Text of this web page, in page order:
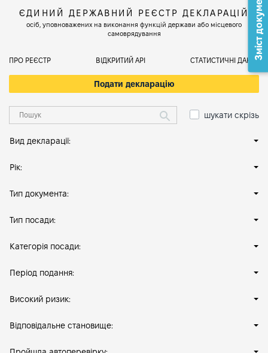
ЄДИНИЙ ДЕРЖАВНИЙ РЕЄСТР ДЕКЛАРАЦІЙ
осіб, уповноважених на виконання функцій держави або місцевого
самоврядування
ПРО РЕЄСТР ВІДКРИТИЙ АРІ СТАТИСТИЧНІ ДАНІ
Подати декларацію
шукати скрізь
Вид декларації:
Рік:
Тип документа:
Тип посади:
Категорія посади:
Період подання:
Високий ризик:
Відповідальне становище:
Зміст документа